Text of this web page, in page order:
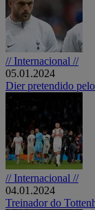
// Internacional //
05.01.2024
Dier pretendido
// Internacional //
04.01.2024
Treinador do